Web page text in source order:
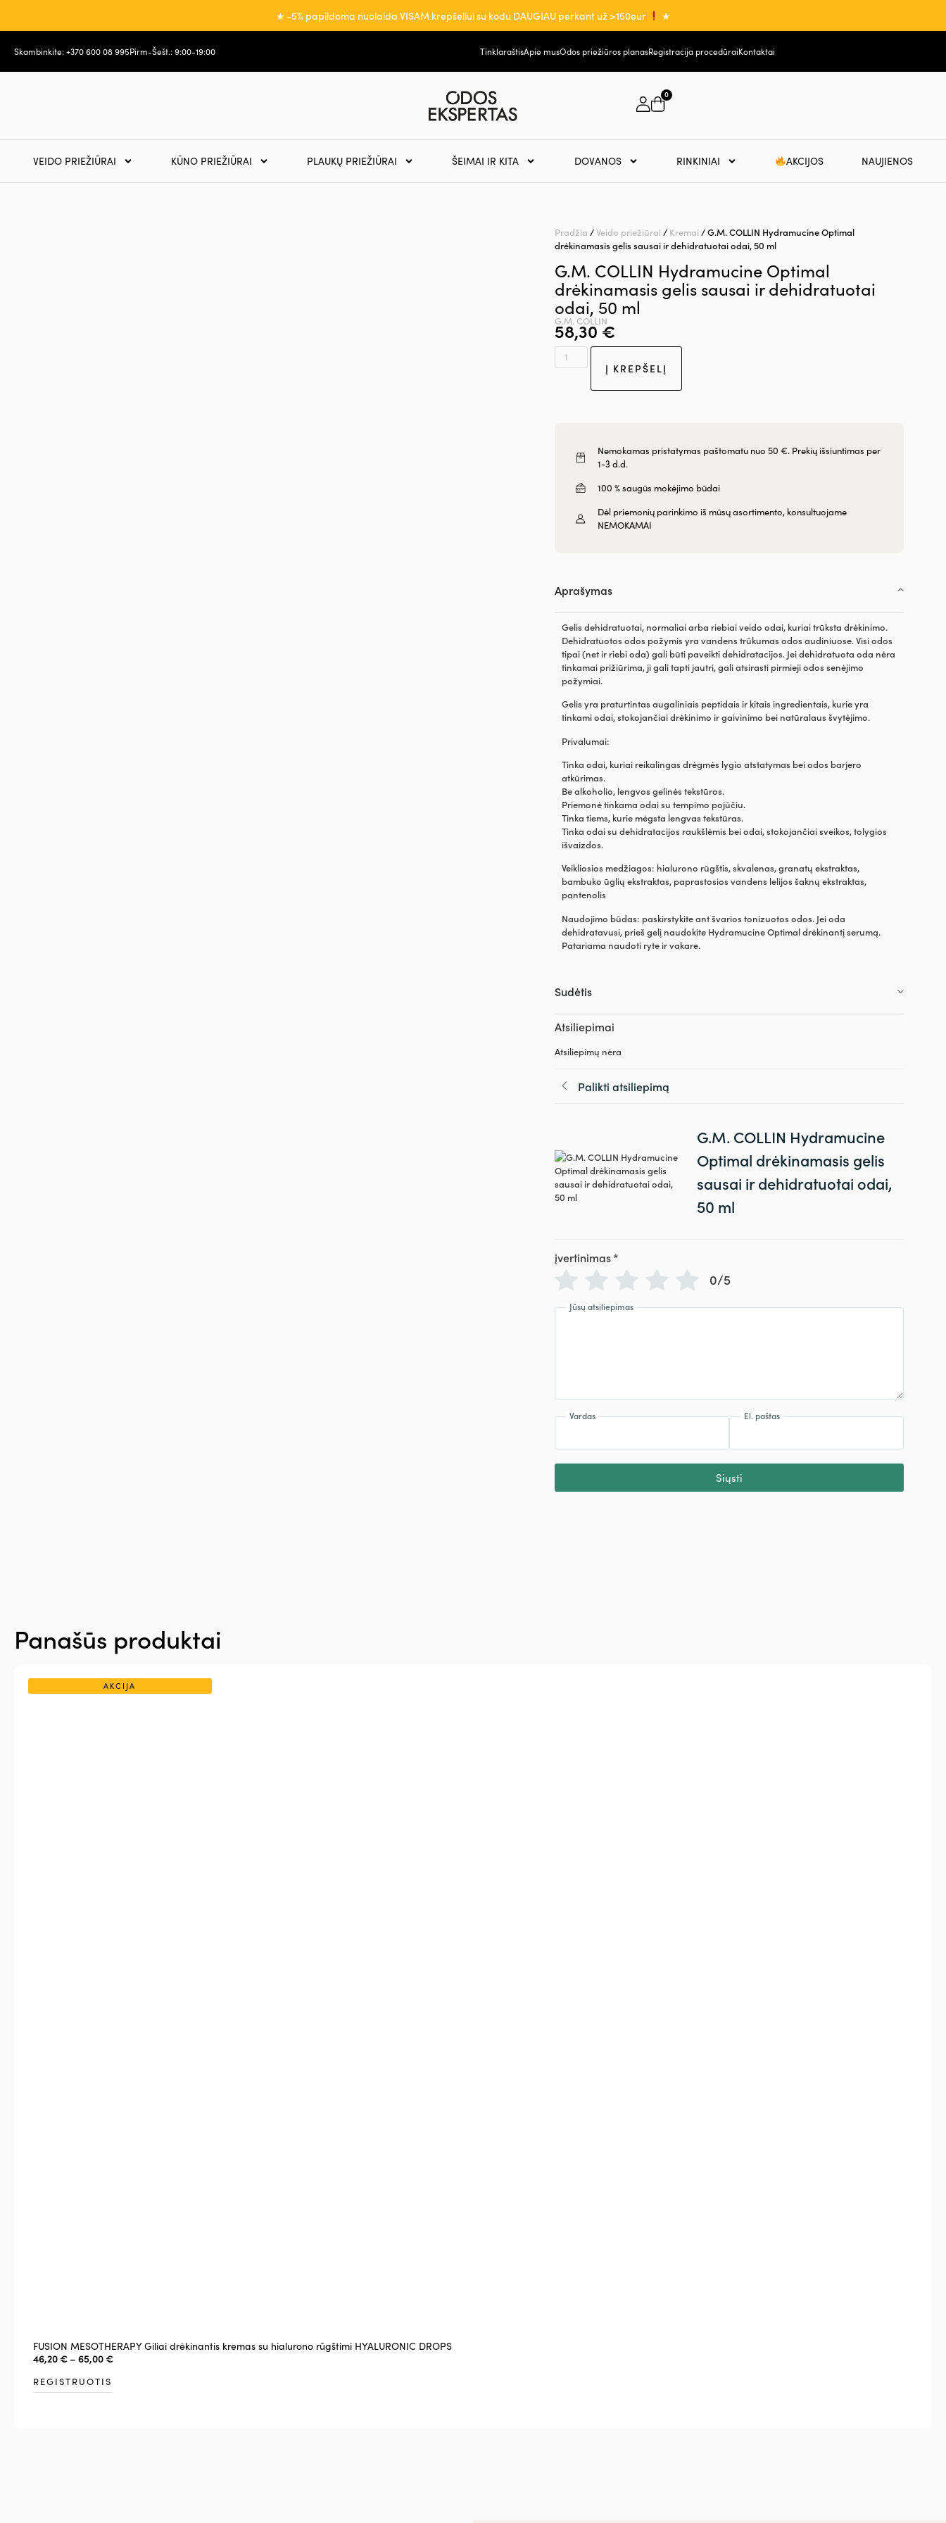
★ -5% papildoma nuolaida VISAM krepšeliui su kodu DAUGIAU perkant už >150eur ★
Skambinkite: +370 600 08 995Pirm-Šešt.: 9:00-19:00 TinklaraštisApie musOdos priežiūros planasRegistracija procedūraiKontaktai
0
VEIDO PRIEŽIŪRAI KŪNO PRIEŽIŪRAI PLAUKŲ PRIEŽIŪRAI ŠEIMAI IR KITA DOVANOS RINKINIAI AKCIJOS NAUJIENOS
Pradžia /Veido priežiūrai / Kremai / G.M. COLLIN Hydramucine Optimal
drėkinamasis gelis sausai ir dehidratuotai odai, 50 ml
G.M. COLLIN Hydramucine Optimal
drėkinamasis gelis sausai ir dehidratuotai
odai, 50 ml
G.M. COLLIN
58,30€
Į KREPŠELĮ
Nemokamas pristatymas paštomatu nuo 50 €. Prekių išsiuntimas per
1-3 d.d.
100 % saugūs mokėjimo būdai
Dėl priemonių parinkimo iš mūsų asortimento, konsultuojame
NEMOKAMAI
Aprašymas
Gelis dehidratuotai, normaliai arba riebiai veido odai, kuriai trūksta drėkinimo.
Dehidratuotos odos požymis yra vandens trūkumas odos audiniuose. Visi odos
tipai (net ir riebi oda) gali būti paveikti dehidratacijos. Jei dehidratuota oda nėra
tinkamai prižiūrima, ji gali tapti jautri, gali atsirasti pirmieji odos senėjimo
požymiai.
Gelis yra praturtintas augaliniais peptidais ir kitais ingredientais, kurie yra
tinkami odai, stokojančiai drėkinimo ir gaivinimo bei natūralaus švytėjimo.
Privalumai:
Tinka odai, kuriai reikalingas drėgmės lygio atstatymas bei odos barjero
atkūrimas.
Be alkoholio, lengvos gelinės tekstūros.
Priemonė tinkama odai su tempimo pojūčiu.
Tinka tiems, kurie mėgsta lengvas tekstūras.
Tinka odai su dehidratacijos raukšlėmis bei odai, stokojančiai sveikos, tolygios
išvaizdos.
Veikliosios medžiagos: hialurono rūgštis, skvalenas, granatų ekstraktas,
bambuko ūglių ekstraktas, paprastosios vandens lelijos šaknų ekstraktas,
pantenolis
Naudojimo būdas: paskirstykite ant švarios tonizuotos odos. Jei oda
dehidratavusi, prieš gelį naudokite Hydramucine Optimal drėkinantį serumą.
Patariama naudoti ryte ir vakare.
Sudėtis
Atsiliepimai
Atsiliepimų nėra
Palikti atsiliepimą
G.M. COLLIN Hydramucine
Optimal drėkinamasis gelis
sausai ir dehidratuotai odai,
50 ml
įvertinimas*
0/5
Jūsų atsiliepimas
Vardas El. paštas
Siųsti
Panašūs produktai
AKCIJA
FUSION MESOTHERAPY Giliai drėkinantis kremas su hialurono rūgštimi HYALURONIC DROPS
46,20€– 65,00€
REGISTRUOTIS